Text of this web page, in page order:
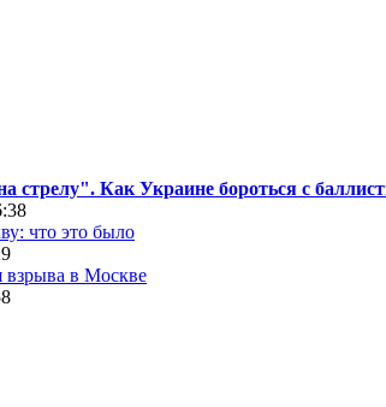
стрелу". Как Украине бороться с
что это было
взрыва в Москве